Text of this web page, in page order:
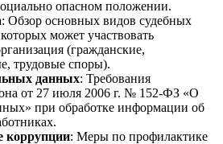
опасном положении.
: Обзор основных видов судебных
может участвовать
(гражданские,
трудовые споры).
данных: Требования
от 27 июля 2006 г. № 152-ФЗ «О
при обработке информации об
коррупции: Меры по профилактике